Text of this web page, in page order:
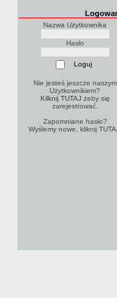
Nazwa Użytkownika
Hasło
Nie jesteś jeszcze naszym
Użytkownikiem?
Kilknij TUTAJżeby się
zarejestrować.
Zapomniane hasło?
Wyślemy nowe, kliknij